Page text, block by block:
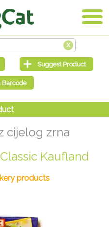
cijelog zrna
Kaufland
products